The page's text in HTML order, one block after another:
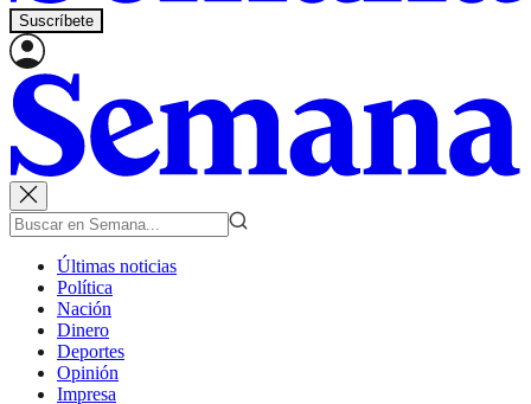
Suscríbete
Últimas noticias
Política
Nación
Dinero
Deportes
Opinión
Impresa